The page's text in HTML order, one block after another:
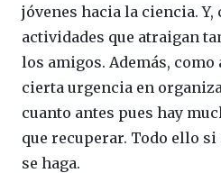
jóvenes hacia la ciencia. Y,
actividades que atraigan
los amigos. Además, como
cierta urgencia en
cuanto antes pues hay
que recuperar. Todo ello si
se haga.